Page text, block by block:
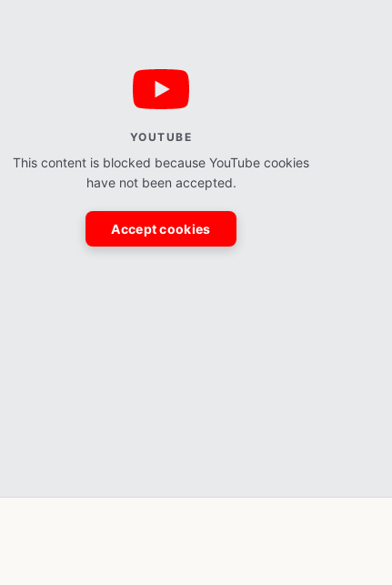
YOUTUBE
This content is blocked because YouTube cookies
have not been accepted.
Accept cookies